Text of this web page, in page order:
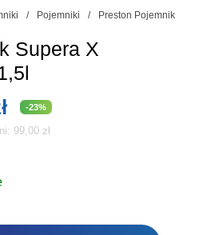
/ Pojemniki /
Preston Pojemnik
Supera X
Aktualna
cena
-23%
99,00 zł